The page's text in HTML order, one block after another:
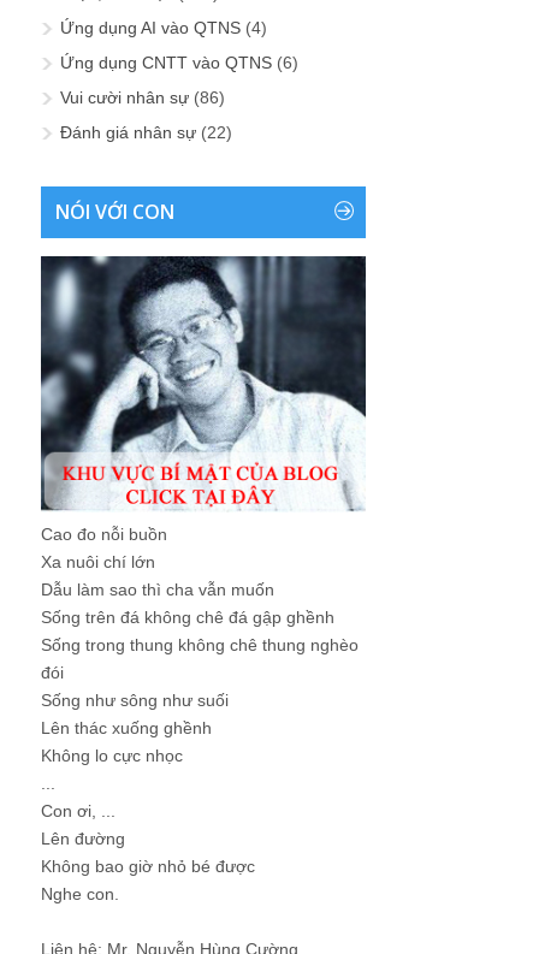
Ứng dụng AI vào QTNS (4)
Ứng dụng CNTT vào QTNS (6)
Vui cười nhân sự (86)
Đánh giá nhân sự (22)
NÓI VỚI CON
Cao đo nỗi buồn
Xa nuôi chí lớn
Dẫu làm sao thì cha vẫn muốn
Sống trên đá không chê đá gập ghềnh
Sống trong thung không chê thung nghèo
đói
Sống như sông như suối
Lên thác xuống ghềnh
Không lo cực nhọc
Con ơi, ...
Lên đường
Không bao giờ nhỏ bé được
Nghe con.
Liên hệ: Mr. Nguyễn Hùng Cường